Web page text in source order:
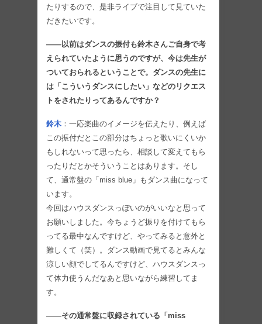
たりするので、是非ライブで注目して見ていた
だきたいです。
――以前はダンスの振付も鈴木さんご自身で考
えられていたように思うのですが、今は先生が
ついておられるということで。ダンスの先生に
は「こういうダンスにしたい」などのリクエス
トをされたりってあるんですか？
鈴木 ：一応楽曲のイメージを伝えたり、例えば
この振付だとこの部分はちょっと歌いにくいか
もしれないって思ったら、相談して変えてもら
ったりだとかそういうことはあります。そし
て、通常盤の「miss blue」もダンス曲になって
います。
今回はハウスダンスっぽいのがいいなと思って
お願いしました。今ちょうど振りを付けてもら
ってる最中なんですけど、やってみると意外と
難しくて（笑）。ダンス動画で見てるとみんな
涼しい顔でしてるんですけど、ハウスダンスっ
て体力使うんだなあと思いながら練習してま
す。
――その通常盤に収録されている「miss